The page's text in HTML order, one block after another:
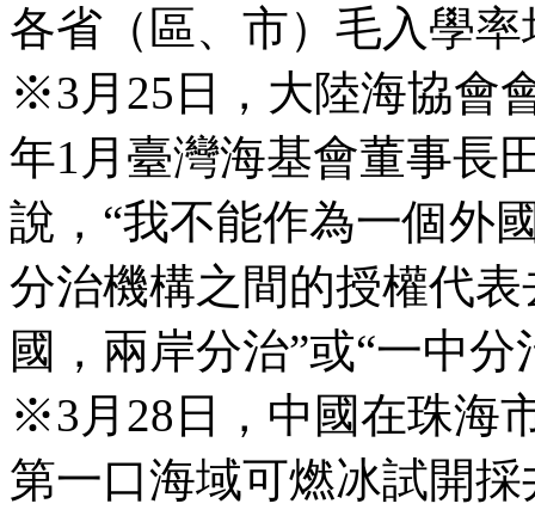
各省（區、市）毛入學
※3月25日，大陸海協會
年1月臺灣海基會董事長
說，“我不能作為一個外
分治機構之間的授權代
國，兩岸分治”或“一中分
※3月28日，中國在珠海
第一口海域可燃冰試開